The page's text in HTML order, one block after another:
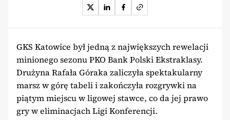
GKS Katowice był jedną z największych rewelacji
minionego sezonu PKO Bank Polski Ekstraklasy.
Drużyna Rafała Góraka zaliczyła spektakularny
marsz w górę tabeli i zakończyła rozgrywki na
piątym miejscu w ligowej stawce, co da jej prawo
gry w eliminacjach Ligi Konferencji.